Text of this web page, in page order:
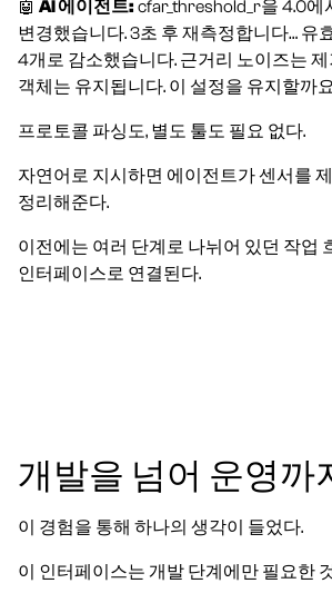
🤖 AI 에이전트: cfar_threshold_r을 4.0에
변경했습니다. 3초 후 재측정합니다… 유
4개로 감소했습니다. 근거리 노이즈는
객체는 유지됩니다. 이 설정을 유지할까
프로토콜 파싱도, 별도 툴도 필요 없다.
자연어로 지시하면 에이전트가 센서를
정리해준다.
이전에는 여러 단계로 나뉘어 있던 작업
인터페이스로 연결된다.
개발을 넘어 운영까
이 경험을 통해 하나의 생각이 들었다.
이 인터페이스는 개발 단계에만 필요한